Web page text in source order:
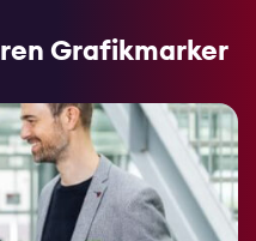
Grafikmarker